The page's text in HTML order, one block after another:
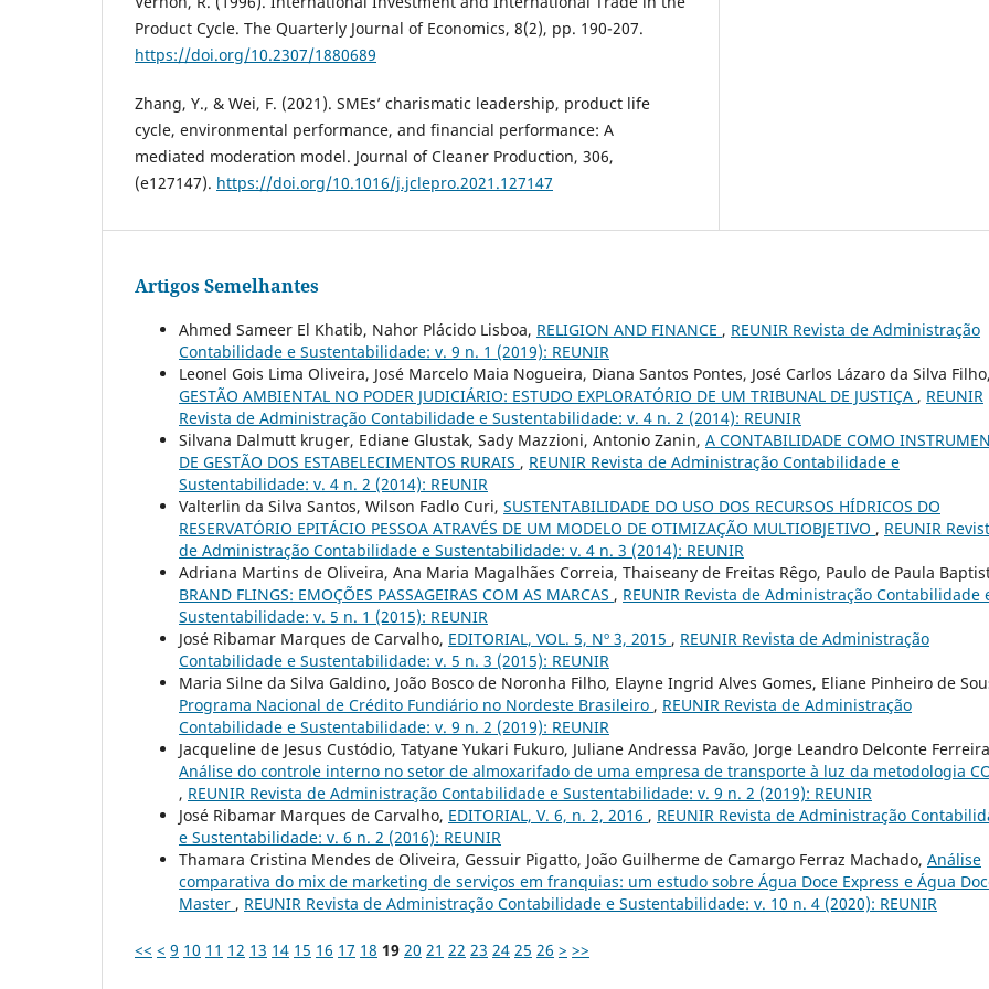
Product Cycle. The Quarterly Journal of Economics, 8(2), pp. 190-207.
https://doi.org/10.2307/1880689
Zhang, Y., & Wei, F. (2021). SMEs’ charismatic leadership, product life
cycle, environmental performance, and financial performance: A
mediated moderation model. Journal of Cleaner Production, 306,
(e127147). https://doi.org/10.1016/j.jclepro.2021.127147
Artigos Semelhantes
Ahmed Sameer El Khatib, Nahor Plácido Lisboa, RELIGION AND FINANCE , REUNIR Revista de Administração
Contabilidade e Sustentabilidade: v. 9 n. 1 (2019): REUNIR
Leonel Gois Lima Oliveira, José Marcelo Maia Nogueira, Diana Santos Pontes, José Carlos Lázaro da Silva Filho,
GESTÃO AMBIENTAL NO PODER JUDICIÁRIO: ESTUDO EXPLORATÓRIO DE UM TRIBUNAL DE JUSTIÇA , REUNIR
Revista de Administração Contabilidade e Sustentabilidade: v. 4 n. 2 (2014): REUNIR
Silvana Dalmutt kruger, Ediane Glustak, Sady Mazzioni, Antonio Zanin, A CONTABILIDADE COMO
DE GESTÃO DOS ESTABELECIMENTOS RURAIS , REUNIR Revista de Administração Contabilidade e
Sustentabilidade: v. 4 n. 2 (2014): REUNIR
Valterlin da Silva Santos, Wilson Fadlo Curi, SUSTENTABILIDADE DO USO DOS RECURSOS HÍDRICOS DO
RESERVATÓRIO EPITÁCIO PESSOA ATRAVÉS DE UM MODELO DE OTIMIZAÇÃO MULTIOBJETIVO , REUNIR
de Administração Contabilidade e Sustentabilidade: v. 4 n. 3 (2014): REUNIR
Adriana Martins de Oliveira, Ana Maria Magalhães Correia, Thaiseany de Freitas Rêgo, Paulo de Paula
BRAND FLINGS: EMOÇÕES PASSAGEIRAS COM AS MARCAS , REUNIR Revista de Administração Contabilidade
Sustentabilidade: v. 5 n. 1 (2015): REUNIR
José Ribamar Marques de Carvalho, EDITORIAL, VOL. 5, Nº 3, 2015 , REUNIR Revista de Administração
Contabilidade e Sustentabilidade: v. 5 n. 3 (2015): REUNIR
Maria Silne da Silva Galdino, João Bosco de Noronha Filho, Elayne Ingrid Alves Gomes, Eliane Pinheiro de
Programa Nacional de Crédito Fundiário no Nordeste Brasileiro , REUNIR Revista de Administração
Contabilidade e Sustentabilidade: v. 9 n. 2 (2019): REUNIR
Jacqueline de Jesus Custódio, Tatyane Yukari Fukuro, Juliane Andressa Pavão, Jorge Leandro Delconte
Análise do controle interno no setor de almoxarifado de uma empresa de transporte à luz da metodologia
, REUNIR Revista de Administração Contabilidade e Sustentabilidade: v. 9 n. 2 (2019): REUNIR
José Ribamar Marques de Carvalho, EDITORIAL, V. 6, n. 2, 2016 , REUNIR Revista de Administração
e Sustentabilidade: v. 6 n. 2 (2016): REUNIR
Thamara Cristina Mendes de Oliveira, Gessuir Pigatto, João Guilherme de Camargo Ferraz Machado, Análise
comparativa do mix de marketing de serviços em franquias: um estudo sobre Água Doce Express e Água
Master , REUNIR Revista de Administração Contabilidade e Sustentabilidade: v. 10 n. 4 (2020): REUNIR
<< < 9 10 11 12 13 14 15 16 17 18 19 20 21 22 23 24 25 26 > >>